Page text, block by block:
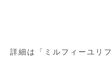
詳細は「ミルフィーユリ